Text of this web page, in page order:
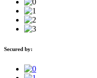
Secured by: